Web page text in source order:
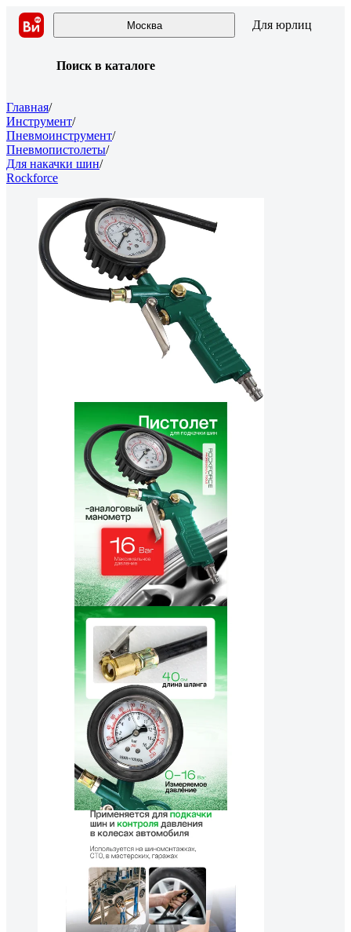
Москва Для юрлиц
Поиск в каталоге
Главная/
Инструмент/
Пневмоинструмент/
Пневмопистолеты/
Для накачки шин/
Rockforce